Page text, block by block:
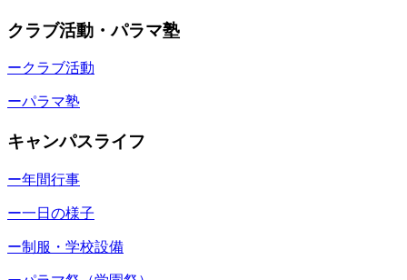
クラブ活動・パラマ塾
ークラブ活動
ーパラマ塾
キャンパスライフ
ー年間行事
ー一日の様子
ー制服・学校設備